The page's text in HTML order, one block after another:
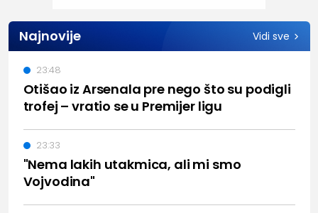
Najnovije Vidi sve
Otišao iz Arsenala pre nego što su podigli
trofej – vratio se u Premijer ligu
23:48
"Nema lakih utakmica, ali mi smo
Vojvodina"
23:33